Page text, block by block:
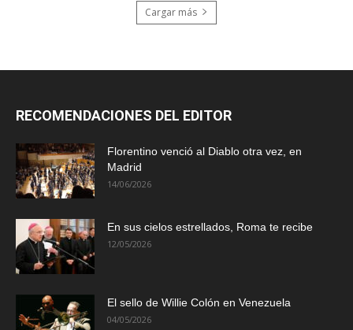
Cargar más
RECOMENDACIONES DEL EDITOR
Florentino venció al Diablo otra vez, en
Madrid
14/06/2026
En sus cielos estrellados, Roma te recibe
12/05/2026
El sello de Willie Colón en Venezuela
04/05/2026